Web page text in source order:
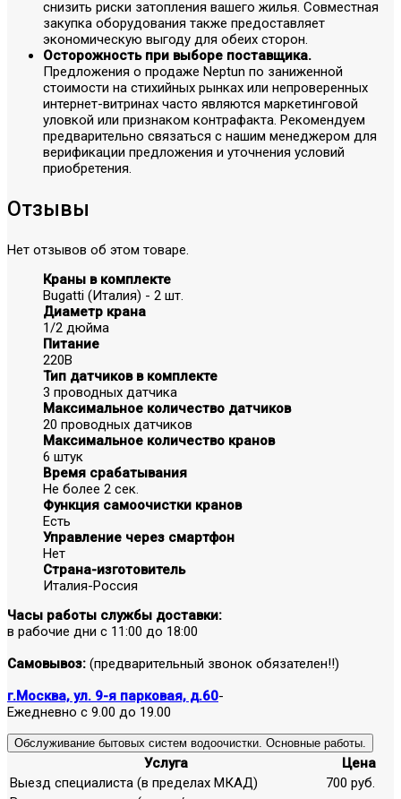
снизить риски затопления вашего жилья. Совместная
закупка оборудования также предоставляет
экономическую выгоду для обеих сторон.
Осторожность при выборе поставщика.
Предложения о продаже Neptun по заниженной
стоимости на стихийных рынках или непроверенных
интернет-витринах часто являются маркетинговой
уловкой или признаком контрафакта. Рекомендуем
предварительно связаться с нашим менеджером для
верификации предложения и уточнения условий
приобретения.
Отзывы
Нет отзывов об этом товаре.
Краны в комплекте
Bugatti (Италия) - 2 шт.
Диаметр крана
1/2 дюйма
Питание
220В
Тип датчиков в комплекте
3 проводных датчика
Максимальное количество датчиков
20 проводных датчиков
Максимальное количество кранов
6 штук
Время срабатывания
Не более 2 сек.
Функция самоочистки кранов
Есть
Управление через смартфон
Нет
Страна-изготовитель
Италия-Россия
Часы работы службы доставки:
в рабочие дни с 11:00 до 18:00
Самовывоз: (предварительный звонок обязателен!!)
г.Москва, ул. 9-я парковая, д.60-
Ежедневно с 9.00 до 19.00
Обслуживание бытовых систем водоочистки. Основные работы.
Услуга
Цена
Выезд специалиста (в пределах МКАД)
700 руб.